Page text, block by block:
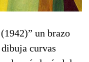
un brazo
curvas